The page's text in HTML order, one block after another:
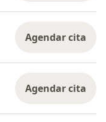
Agendar cita
Agendar cita